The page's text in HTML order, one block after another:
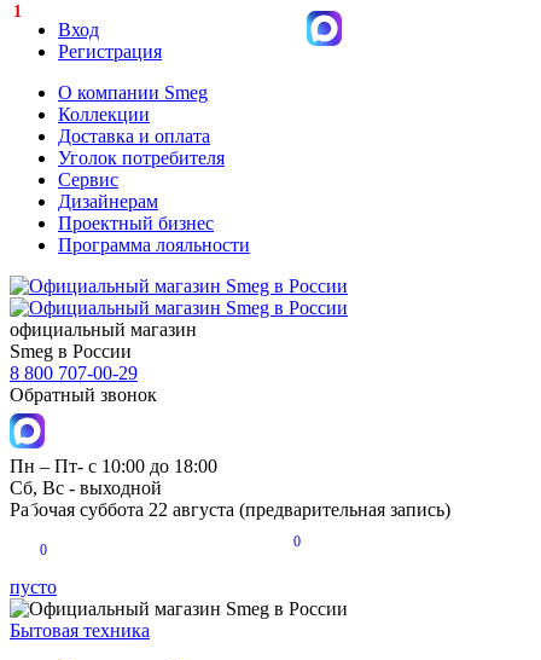
Вход
Регистрация
О компании Smeg
Коллекции
Доставка и оплата
Уголок потребителя
Сервис
Дизайнерам
Проектный бизнес
Программа лояльности
официальный магазин
Smeg в России
8 800 707-00-29
Обратный звонок
Пн – Пт- с 10:00 до 18:00
Сб, Вс - выходной
Рабочая суббота 22 августа (предварительная запись)
0
0
пусто
Бытовая техника
1